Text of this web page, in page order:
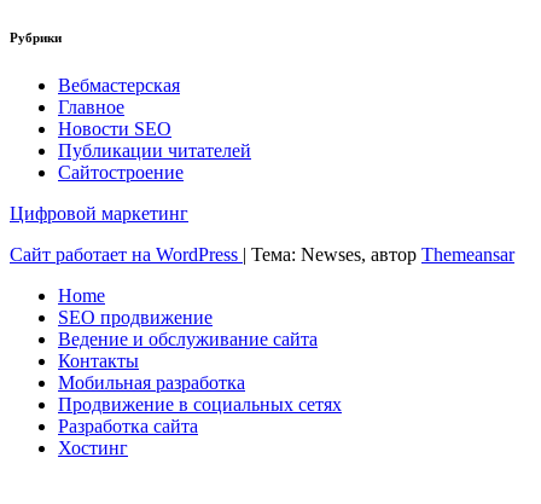
Рубрики
Вебмастерская
Главное
Новости SEO
Публикации читателей
Сайтостроение
Цифровой маркетинг
Сайт работает на WordPress | Тема: Newses, автор Themeansar
Home
SEO продвижение
Ведение и обслуживание сайта
Контакты
Мобильная разработка
Продвижение в социальных сетях
Разработка сайта
Хостинг